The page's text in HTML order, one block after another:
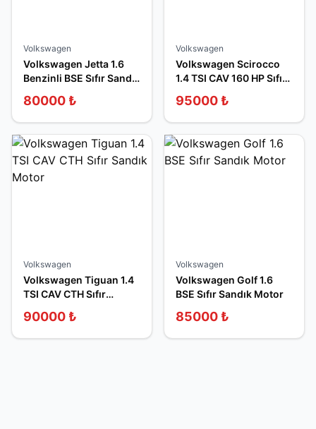
Volkswagen
Volkswagen Jetta 1.6
Benzinli BSE Sıfır Sandık
80000 ₺
Volkswagen
Volkswagen Scirocco
1.4 TSI CAV 160 HP Sıfır
95000 ₺
Volkswagen
Volkswagen Tiguan 1.4
TSI CAV CTH Sıfır
90000 ₺
Volkswagen
Volkswagen Golf 1.6
BSE Sıfır Sandık Motor
85000 ₺